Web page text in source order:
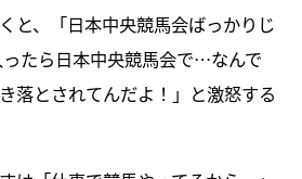
と、「日本中央競馬会ばっかりじ
たら日本中央競馬会で…なんで
落とされてんだよ！」と激怒する